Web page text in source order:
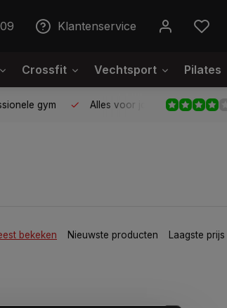
Klantenservice
Crossfit Vechtsport Pilates
gym Alles voor jouw gym op één plek
bekeken Nieuwste producten Laagste prijs